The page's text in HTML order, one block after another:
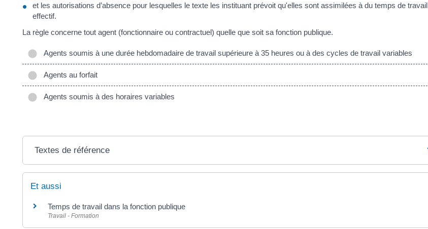
et les autorisations d’absence pour lesquelles le texte les instituant prévoit qu'elles sont assimilées à du temps de travail
effectif.
La règle concerne tout agent (fonctionnaire ou contractuel) quelle que soit sa fonction publique.
Agents soumis à une durée hebdomadaire de travail supérieure à 35 heures ou à des cycles de travail variables
Agents au forfait
Agents soumis à des horaires variables
Textes de référence
Et aussi
Temps de travail dans la fonction publique
Travail - Formation